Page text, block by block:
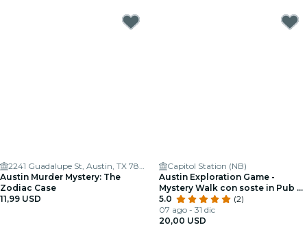
2241 Guadalupe St, Austin, TX 78712, USA
Austin Murder Mystery: The
Zodiac Case
11,99 USD
Capitol Station (NB)
Austin Exploration Game -
Mystery Walk con soste in Pub o
Cafe
5.0
(2)
07 ago - 31 dic
20,00 USD